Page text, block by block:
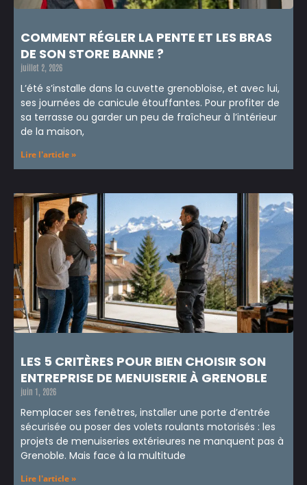
COMMENT RÉGLER LA PENTE ET LES BRAS
DE SON STORE BANNE ?
juillet 2, 2026
L’été s’installe dans la cuvette grenobloise, et avec lui,
ses journées de canicule étouffantes. Pour profiter de
sa terrasse ou garder un peu de fraîcheur à l’intérieur
de la maison,
Lire l'article »
LES 5 CRITÈRES POUR BIEN CHOISIR SON
ENTREPRISE DE MENUISERIE À GRENOBLE
juin 1, 2026
Remplacer ses fenêtres, installer une porte d’entrée
sécurisée ou poser des volets roulants motorisés : les
projets de menuiseries extérieures ne manquent pas à
Grenoble. Mais face à la multitude
Lire l'article »